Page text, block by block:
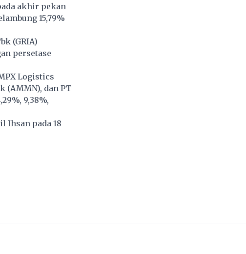
akhir pekan
15,79%
(GRIA)
persetase
Logistics
(AMMN), dan PT
9,38%,
Ihsan pada 18